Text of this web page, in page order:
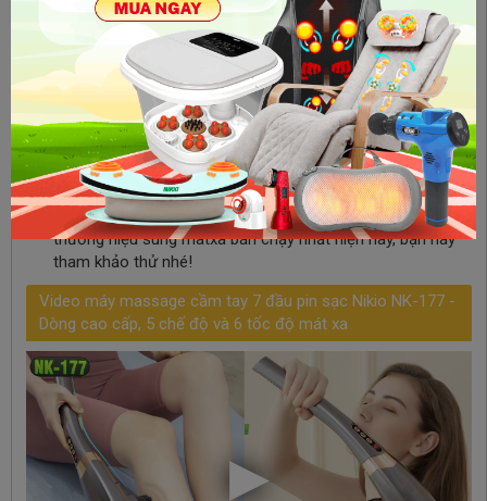
cẩn thận với những chỗ giá rẻ vì rất có thể đó là hàng kém
chất lượng. Tuy nhiên, không phải chỗ nào cũng vậy. Tốt
nhất là nên chọn mua ở những cửa hàng uy tín, đầy đủ
nguồn gốc xuất xứ vì khi có lỗi từ nhà sản xuất, bạn sẽ
được bảo hành và dễ đổi trả.
Lựa chọn máy có giá thành vừa phải: Không phải máy mát
xa massage cầm tay giá cao cũng là tốt nhất cho bạn. Bạn
hãy lựa chọn những chiếc máy vừa đủ khả năng mà giá
thành lại hợp với tài chính của mình. Súng massage
Booster, súng massage Puli, súng massage Nikio là 3
thương hiệu súng matxa bán chạy nhất hiện nay, bạn hãy
tham khảo thử nhé!
Video máy massage cầm tay 7 đầu pin sạc Nikio NK-177 -
Dòng cao cấp, 5 chế độ và 6 tốc độ mát xa